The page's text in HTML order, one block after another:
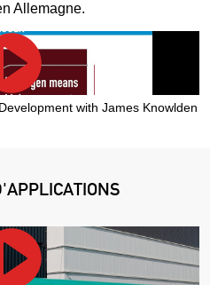
Allemagne.
with James Knowlden